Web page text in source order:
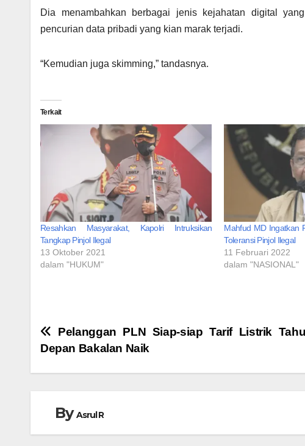
Dia menambahkan berbagai jenis kejahatan digital
pencurian data pribadi yang kian marak terjadi.
“Kemudian juga skimming,” tandasnya.
Terkait
Resahkan Masyarakat, Kapolri Intruksikan
Tangkap Pinjol Ilegal
13 Oktober 2021
dalam "HUKUM"
Mahfud MD Ingatkan
Toleransi Pinjol Ilegal
11 Februari 2022
dalam "NASIONAL"
Navigasi
pos
Pelanggan PLN Siap-siap Tarif Listrik
Depan Bakalan Naik
ByAsrul R